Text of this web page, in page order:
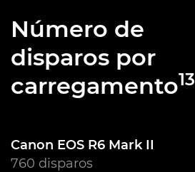
Número de
disparos por
carregamento13
Canon EOS R6 Mark II
760 disparos